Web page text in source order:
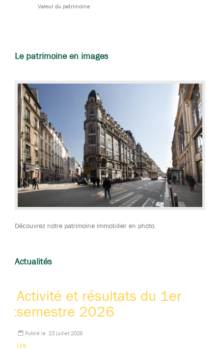
Valeur du patrimoine
Le patrimoine en images
Découvrez notre patrimoine immobilier en photo.
Actualités
et
Activité et résultats du 1er
semestre 2026
Publié le 23 juillet 2026
Lire